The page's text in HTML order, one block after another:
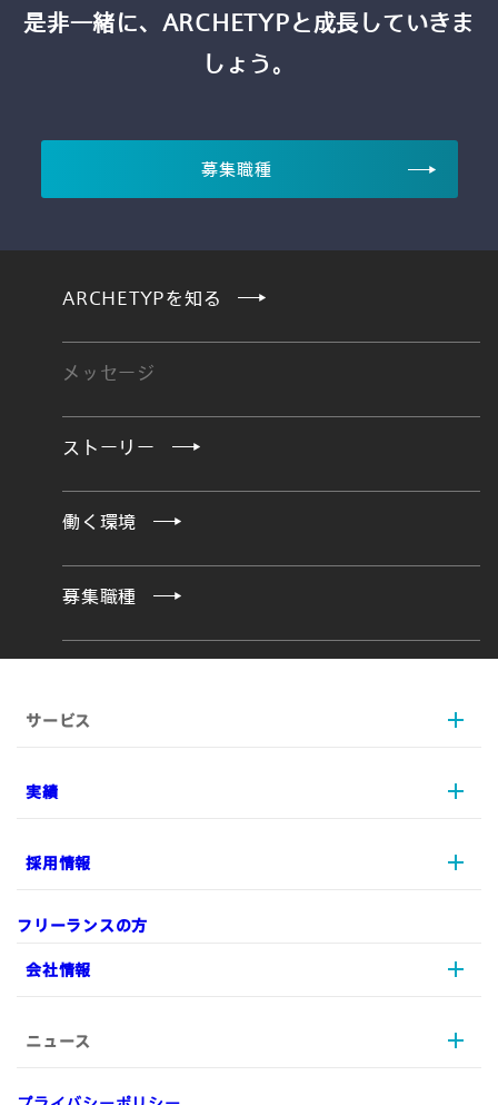
是非一緒に、ARCHETYPと成長していきま
しょう。
募集職種
ARCHETYPを知る
メッセージ
ストーリー
働く環境
募集職種
サービス
データ戦略
実績
制作実績
採用情報
フリーランスの方
会社情報
ニュース